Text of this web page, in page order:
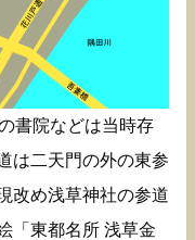
書院などは当時存
は二天門の外の東参
改め浅草神社の参道
「東都名所 浅草金